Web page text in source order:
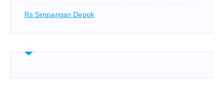
Rs Simpangan Depok